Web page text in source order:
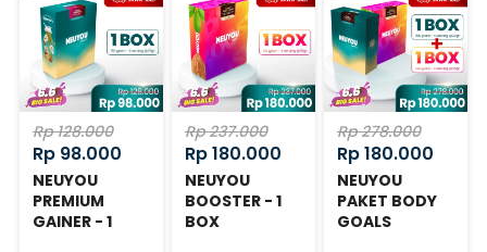
Rp 128.000
Rp 98.000
NEUYOU
PREMIUM
GAINER - 1
Rp 237.000
Rp 180.000
NEUYOU
BOOSTER - 1
BOX
Rp 278.000
Rp 180.000
NEUYOU
PAKET BODY
GOALS